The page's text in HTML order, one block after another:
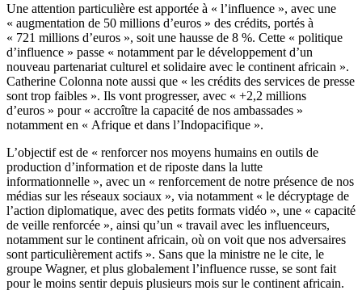
Une attention particulière est apportée à « l’influence », avec une
« augmentation de 50 millions d’euros » des crédits, portés à
« 721 millions d’euros », soit une hausse de 8 %. Cette « politique
d’influence » passe « notamment par le développement d’un
nouveau partenariat culturel et solidaire avec le continent africain ».
Catherine Colonna note aussi que « les crédits des services de presse
sont trop faibles ». Ils vont progresser, avec « +2,2 millions
d’euros » pour « accroître la capacité de nos ambassades »
notamment en « Afrique et dans l’Indopacifique ».
L’objectif est de « renforcer nos moyens humains en outils de
production d’information et de riposte dans la lutte
informationnelle », avec un « renforcement de notre présence de nos
médias sur les réseaux sociaux », via notamment « le décryptage de
l’action diplomatique, avec des petits formats vidéo », une « capacité
de veille renforcée », ainsi qu’un « travail avec les influenceurs,
notamment sur le continent africain, où on voit que nos adversaires
sont particulièrement actifs ». Sans que la ministre ne le cite, le
groupe Wagner, et plus globalement l’influence russe, se sont fait
pour le moins sentir depuis plusieurs mois sur le continent africain.